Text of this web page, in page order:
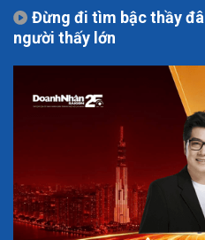
Đừng đi tìm bậc thầy
người thấy lớn